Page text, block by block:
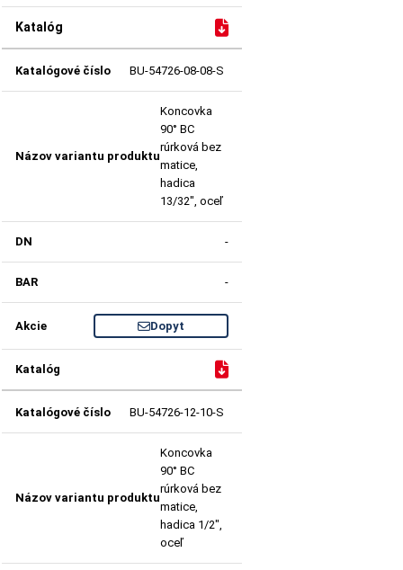
BU-54726-08-08-S
Koncovka
90° BC
rúrková bez
matice,
hadica
13/32", oceľ
-
-
Dopyt
BU-54726-12-10-S
Koncovka
90° BC
rúrková bez
matice,
hadica 1/2",
oceľ